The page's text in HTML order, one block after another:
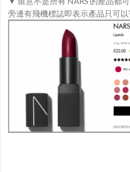
旁邊有飛機標誌即表示產品只可以